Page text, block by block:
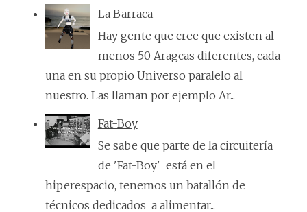
La Barraca
Hay gente que cree que existen al
menos 50 Aragcas diferentes, cada
una en su propio Universo paralelo al
nuestro. Las llaman por ejemplo Ar...
Fat-Boy
Se sabe que parte de la circuitería
de 'Fat-Boy' está en el
hiperespacio, tenemos un batallón de
técnicos dedicados a alimentar...